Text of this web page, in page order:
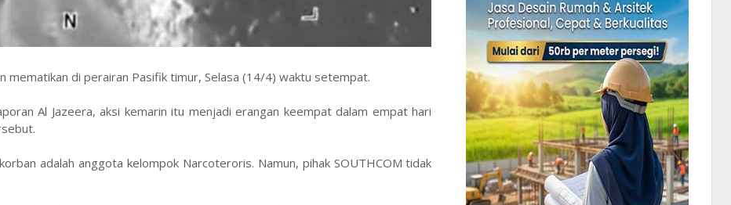
mematikan di perairan Pasifik timur, Selasa (14/4) waktu setempat.
Al Jazeera, aksi kemarin itu menjadi erangan keempat dalam empat hari
adalah anggota kelompok Narcoteroris. Namun, pihak SOUTHCOM tidak